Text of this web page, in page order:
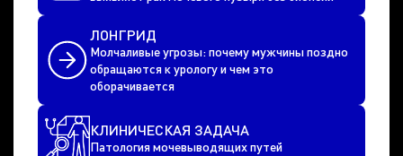
ЛОНГРИД
Молчаливые угрозы: почему мужчины поздно
обращаются к урологу и чем это
оборачивается
КЛИНИЧЕСКАЯ ЗАДАЧА
Патология мочевыводящих путей